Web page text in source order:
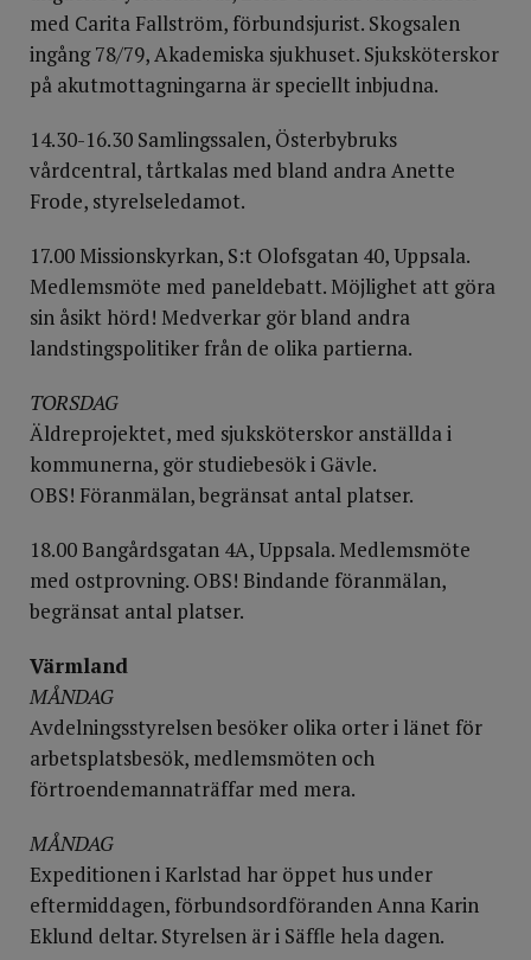
med Carita Fallström, förbundsjurist. Skogsalen
ingång 78/79, Akademiska sjukhuset. Sjuksköterskor
på akutmottagningarna är speciellt inbjudna.
14.30-16.30 Samlingssalen, Österbybruks
vårdcentral, tårtkalas med bland andra Anette
Frode, styrelseledamot.
17.00 Missionskyrkan, S:t Olofsgatan 40, Uppsala.
Medlemsmöte med paneldebatt. Möjlighet att göra
sin åsikt hörd! Medverkar gör bland andra
landstingspolitiker från de olika partierna.
TORSDAG
Äldreprojektet, med sjuksköterskor anställda i
kommunerna, gör studiebesök i Gävle.
OBS! Föranmälan, begränsat antal platser.
18.00 Bangårdsgatan 4A, Uppsala. Medlemsmöte
med ostprovning. OBS! Bindande föranmälan,
begränsat antal platser.
Värmland
MÅNDAG
Avdelningsstyrelsen besöker olika orter i länet för
arbetsplatsbesök, medlemsmöten och
förtroendemannaträffar med mera.
MÅNDAG
Expeditionen i Karlstad har öppet hus under
eftermiddagen, förbundsordföranden Anna Karin
Eklund deltar. Styrelsen är i Säffle hela dagen.